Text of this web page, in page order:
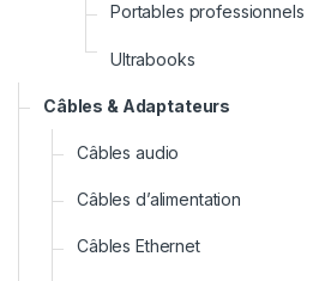
Portables professionnels
Ultrabooks
Câbles & Adaptateurs
Câbles audio
Câbles d’alimentation
Câbles Ethernet